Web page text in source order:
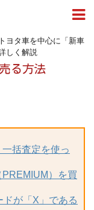
ヨタ車を中心に「新車
しく解説
括査定を使っ
）を買
が「X」である